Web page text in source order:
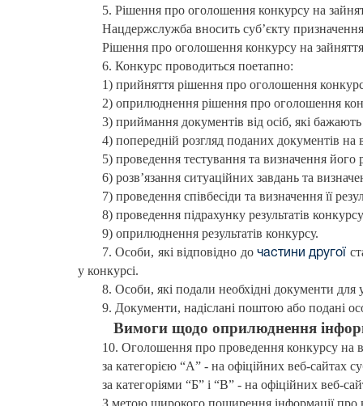
5. Рішення про оголошення конкурсу на
Нацдержслужба вносить суб’єкту
Рішення про оголошення конкурсу на
6. Конкурс проводиться поетапно:
1) прийняття рішення про оголошення
2) оприлюднення рішення про оголошення
3) приймання документів від осіб, які бажають
4) попередній розгляд поданих документів на
5) проведення тестування та визначення його
6) розв’язання ситуаційних завдань та
7) проведення співбесіди та визначення її
8) проведення підрахунку результатів
9) оприлюднення результатів конкурсу.
7. Особи, які відповідно до частини другої
у конкурсі.
8. Особи, які подали необхідні документи для
9. Документи, надіслані поштою або подані
Вимоги щодо оприлюднення
10. Оголошення про проведення конкурсу на
за категорією “А” - на офіційних веб-сайтах
за категоріями “Б” і “В” - на офіційних веб-
З метою широкого поширення інформації про